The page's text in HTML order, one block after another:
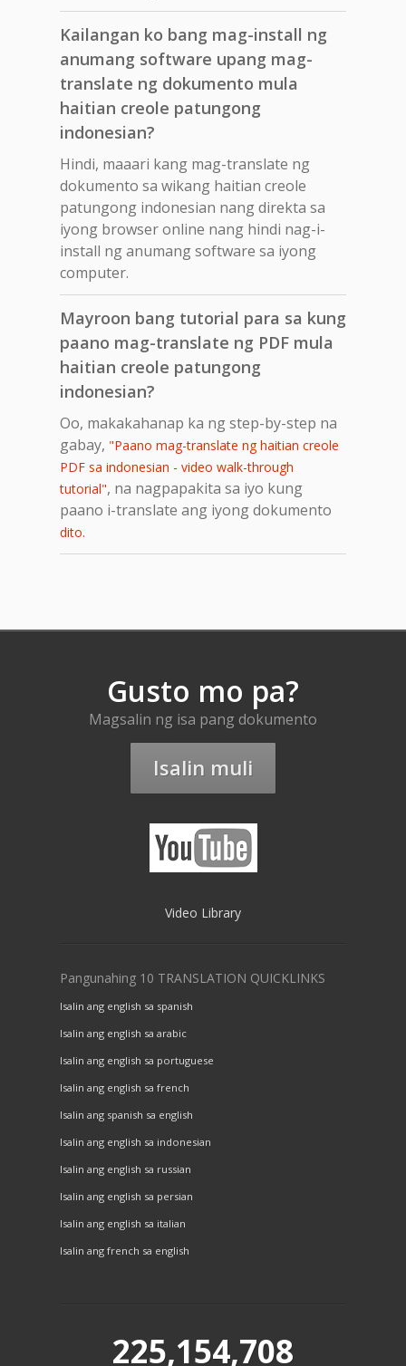
Kailangan ko bang mag-install ng
anumang software upang mag-
translate ng dokumento mula
haitian creole patungong
indonesian?
Hindi, maaari kang mag-translate ng
dokumento sa wikang haitian creole
patungong indonesian nang direkta sa
iyong browser online nang hindi nag-i-
install ng anumang software sa iyong
computer.
Mayroon bang tutorial para sa kung
paano mag-translate ng PDF mula
haitian creole patungong
indonesian?
Oo, makakahanap ka ng step-by-step na
gabay, "Paano mag-translate ng haitian creole
PDF sa indonesian - video walk-through
tutorial", na nagpapakita sa iyo kung
paano i-translate ang iyong dokumento
dito.
Gusto mo pa?
Magsalin ng isa pang dokumento
Isalin muli
Video Library
Pangunahing 10 TRANSLATION QUICKLINKS
Isalin ang english sa spanish
Isalin ang english sa arabic
Isalin ang english sa portuguese
Isalin ang english sa french
Isalin ang spanish sa english
Isalin ang english sa indonesian
Isalin ang english sa russian
Isalin ang english sa persian
Isalin ang english sa italian
Isalin ang french sa english
225,154,708